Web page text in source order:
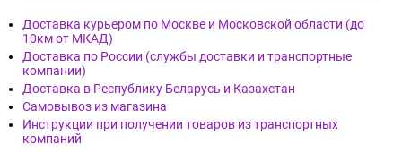
Доставка курьером по Москве и Московской области (до
10км от МКАД)
Доставка по России (службы доставки и транспортные
компании)
Доставка в Республику Беларусь и Казахстан
Самовывоз из магазина
Инструкции при получении товаров из транспортных
компаний